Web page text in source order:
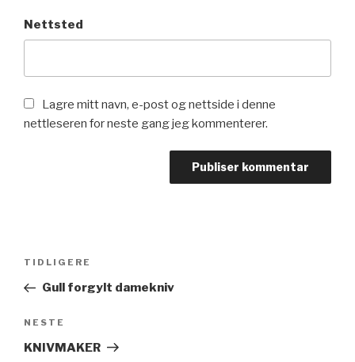
Nettsted
Lagre mitt navn, e-post og nettside i denne
nettleseren for neste gang jeg kommenterer.
Innleggsnavigasjon
Forrige
innlegg
TIDLIGERE
Gull forgylt damekniv
Neste
innlegg
NESTE
KNIVMAKER